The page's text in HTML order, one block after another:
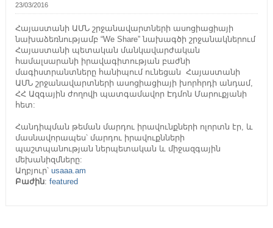
23/03/2016
Հայաստանի ԱՄՆ շրջանավարտների ասոցիացիայի
նախաձեռնությամբ “We Share” նախագծի շրջանակներում
Հայաստանի պետական մանկավարժական
համալսարանի իրավագիտության բաժնի
մագիստրանտները հանիպում ունեցան Հայաստանի
ԱՄՆ շրջանավարտների ասոցիացիայի խորհրդի անդամ,
ՀՀ Ազգային ժողովի պատգամավոր Էդմոն Մարուքյանի
հետ:
Հանդիպման թեման մարդու իրավունքների ոլորտն էր, և
մասնավորապես՝ մարդու իրավուքնների
պաշտպանության ներպետական և միջազգային
մեխանիզմները:
Աղբյուր՝ usaaa.am
Բաժին: featured